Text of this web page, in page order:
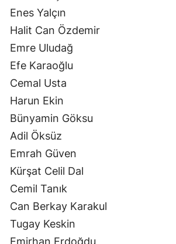
Enes Yalçın
Halit Can Özdemir
Emre Uludağ
Efe Karaoğlu
Cemal Usta
Harun Ekin
Bünyamin Göksu
Adil Öksüz
Emrah Güven
Kürşat Celil Dal
Cemil Tanık
Can Berkay Karakul
Tugay Keskin
Emirhan Erdoğdu